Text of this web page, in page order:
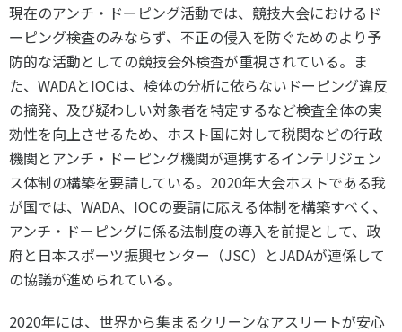
現在のアンチ・ドーピング活動では、競技大会におけるド
ーピング検査のみならず、不正の侵入を防ぐためのより予
防的な活動としての競技会外検査が重視されている。ま
た、WADAとIOCは、検体の分析に依らないドーピング違反
の摘発、及び疑わしい対象者を特定するなど検査全体の実
効性を向上させるため、ホスト国に対して税関などの行政
機関とアンチ・ドーピング機関が連携するインテリジェン
ス体制の構築を要請している。2020年大会ホストである我
が国では、WADA、IOCの要請に応える体制を構築すべく、
アンチ・ドーピングに係る法制度の導入を前提として、政
府と日本スポーツ振興センター（JSC）とJADAが連係して
の協議が進められている。
2020年には、世界から集まるクリーンなアスリートが安心